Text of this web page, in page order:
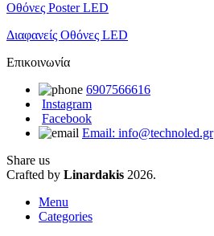
Οθόνες Poster LED
Διαφανείς Οθόνες LED
Επικοινωνία
6907566616
Instagram
Facebook
Email: info@technoled.gr
Share us
Crafted by Linardakis 2026.
Menu
Categories